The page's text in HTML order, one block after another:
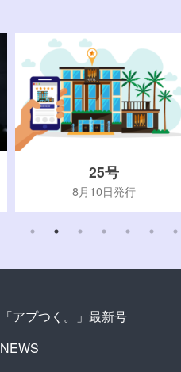
25号
8月10日発行
「アプつく。」最新号
NEWS